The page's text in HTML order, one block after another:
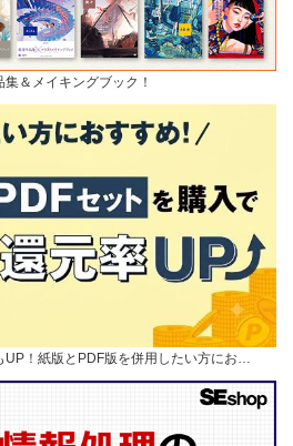
＆メイキングブック！
UP！紙版とPDF版を併用したい方にお…